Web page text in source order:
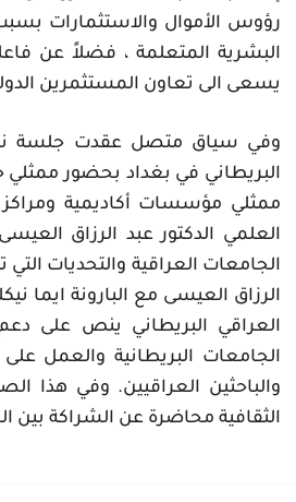
رؤوس الأموال والاستثمارات بسبب
البشرية المتعلمة ، فضلاً عن
يسعى الى تعاون المستثمرين
وفي سياق متصل عقدت جلسة
البريطاني في بغداد بحضور ممثلي
ممثلي مؤسسات أكاديمية ومراكز
العلمي الدكتور عبد الرزاق
الجامعات العراقية والتحديات
الرزاق العيسى مع البارونة ايما
العراقي البريطاني ينص على
الجامعات البريطانية والعمل على
والباحثين العراقيين. وفي هذا
الثقافية محاضرة عن الشراكة بين